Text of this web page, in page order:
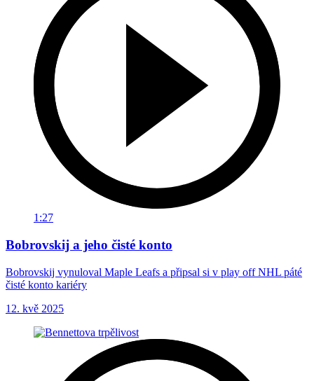
1:27
Bobrovskij a jeho čisté konto
Bobrovskij vynuloval Maple Leafs a připsal si v play off NHL páté
čisté konto kariéry
12. kvě 2025